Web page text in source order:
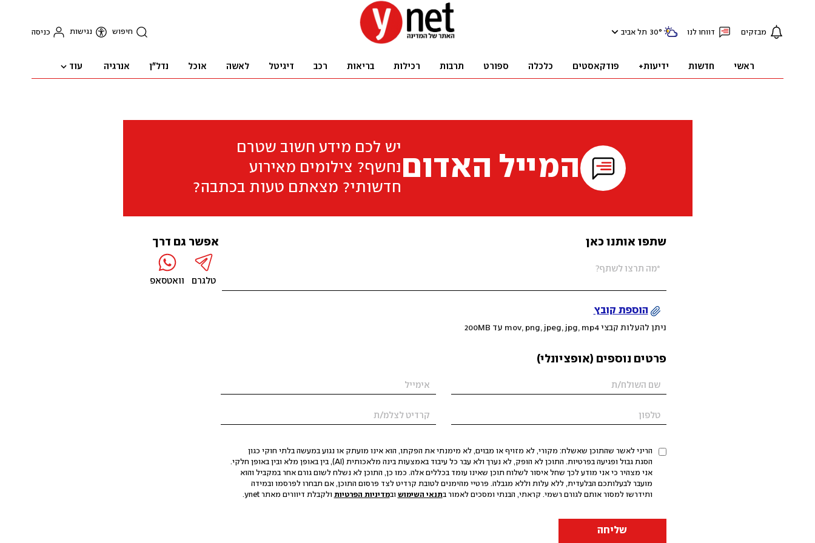
מבזקים דווחו לנו 30° תל אביב חיפוש נגישות כניסה
ראשי חדשות ידיעות+ פודקאסטים כלכלה ספורט תרבות רכילות בריאות רכב דיגיטל לאשה אוכל נדל"ן אנרגיה עוד
המייל האדום
יש לכם מידע חשוב שטרם
נחשף? צילומים מאירוע
חדשותי? מצאתם טעות בכתבה?
שתפו אותנו כאן
הוספת קובץ
ניתן להעלות קבצי mov, png, jpeg, jpg, mp4 עד 200MB
פרטים נוספים (אופציונלי)
הריני לאשר שהתוכן שאשלח: מקורי, לא מזויף או מבוים, לא מימנתי את הפקתו, הוא אינו מועתק או נגוע במעשה בלתי חוקי כגון
הסגת גבול ופגיעה בפרטיות. התוכן לא הופק, לא נערך ולא עבר כל עיבוד באמצעות בינה מלאכותית (AI), בין באופן מלא ובין באופן חלקי.
אני מצהיר כי אני מודע לכך שחל איסור לשלוח תוכן שאינו עומד בכללים אלה. כמו כן, התוכן לא נשלח לשום גורם אחר במקביל והוא
מועבר לבעלותכם הבלעדית, ללא עלות וללא מגבלה. פרטיי מהימנים לטובת קרדיט לצד פרסום התוכן, אם תבחרו לפרסמו ובמידה
ותידרשו למסור אותם לגורם רשמי. קראתי, הבנתי ומסכים לאמור בתנאי השימוש ובמדיניות הפרטיות ולקבלת דיוורים מאתר ynet.
שליחה
אפשר גם דרך
טלגרם וואטסאפ